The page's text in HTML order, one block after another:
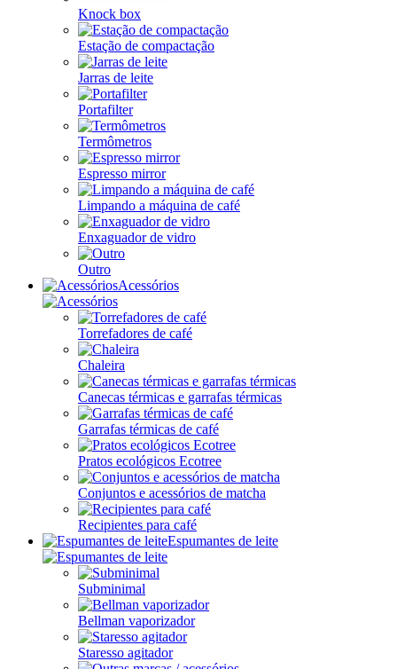
Knock box
Estação de compactação
Jarras de leite
Portafilter
Termômetros
Espresso mirror
Limpando a máquina de café
Enxaguador de vidro
Outro
Acessórios
Torrefadores de café
Chaleira
Canecas térmicas e garrafas térmicas
Garrafas térmicas de café
Pratos ecológicos Ecotree
Conjuntos e acessórios de matcha
Recipientes para café
Espumantes de leite
Subminimal
Bellman vaporizador
Staresso agitador